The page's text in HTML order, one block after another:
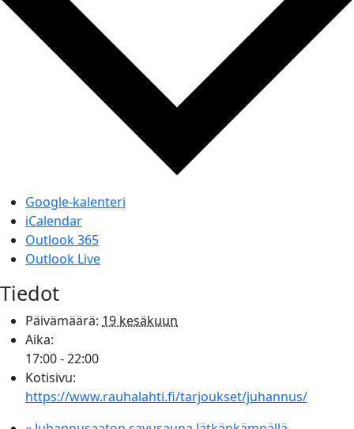
Google-kalenteri
iCalendar
Outlook 365
Outlook Live
Tiedot
Päivämäärä: 19 kesäkuun
Aika:
17:00 - 22:00
Kotisivu:
https://www.rauhalahti.fi/tarjoukset/juhannus/